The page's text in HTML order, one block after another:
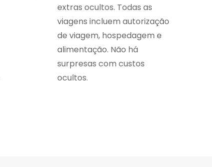
extras ocultos. Todas as
viagens incluem autorização
de viagem, hospedagem e
alimentação. Não há
surpresas com custos
ocultos.